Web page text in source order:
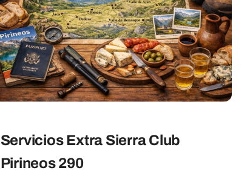
Servicios Extra Sierra Club
Pirineos 290